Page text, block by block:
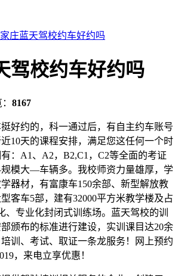
庄蓝天驾校约车好约吗
驾校约车好约吗
8167
好约的，科一通过后，有自主约车账号
10天的课程安排，满足您这任何一个时
：A1、A2，B2,C1，C2等全面的考证
模大—车辆多。我校师资力量雄厚，学
器材，有富康车150余部、新型解放教
客车5部，建有32000平方米教学楼及占
、专业化封闭式训练场。蓝天驾校的训
颁布的标准进行建设，实训课目达20余
训、考试、取证一条龙服务！网上预约
，来电立享优惠！